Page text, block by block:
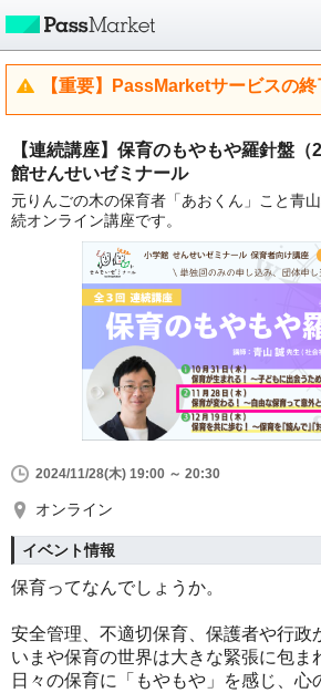
【重要】PassMarketサービスの
【連続講座】保育のもやもや羅針盤
館せんせいゼミナール
元りんごの木の保育者「あおくん」こと青
続オンライン講座です。
2024/11/28(木) 19:00 ～ 20:30
オンライン
イベント情報
保育ってなんでしょうか。
安全管理、不適切保育、保護者や行政
いまや保育の世界は大きな緊張に包ま
日々の保育に「もやもや」を感じ、心